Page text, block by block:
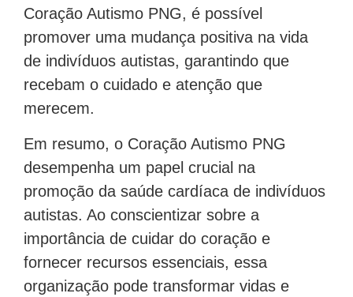
Coração Autismo PNG, é possível
promover uma mudança positiva na vida
de indivíduos autistas, garantindo que
recebam o cuidado e atenção que
merecem.
Em resumo, o Coração Autismo PNG
desempenha um papel crucial na
promoção da saúde cardíaca de indivíduos
autistas. Ao conscientizar sobre a
importância de cuidar do coração e
fornecer recursos essenciais, essa
organização pode transformar vidas e